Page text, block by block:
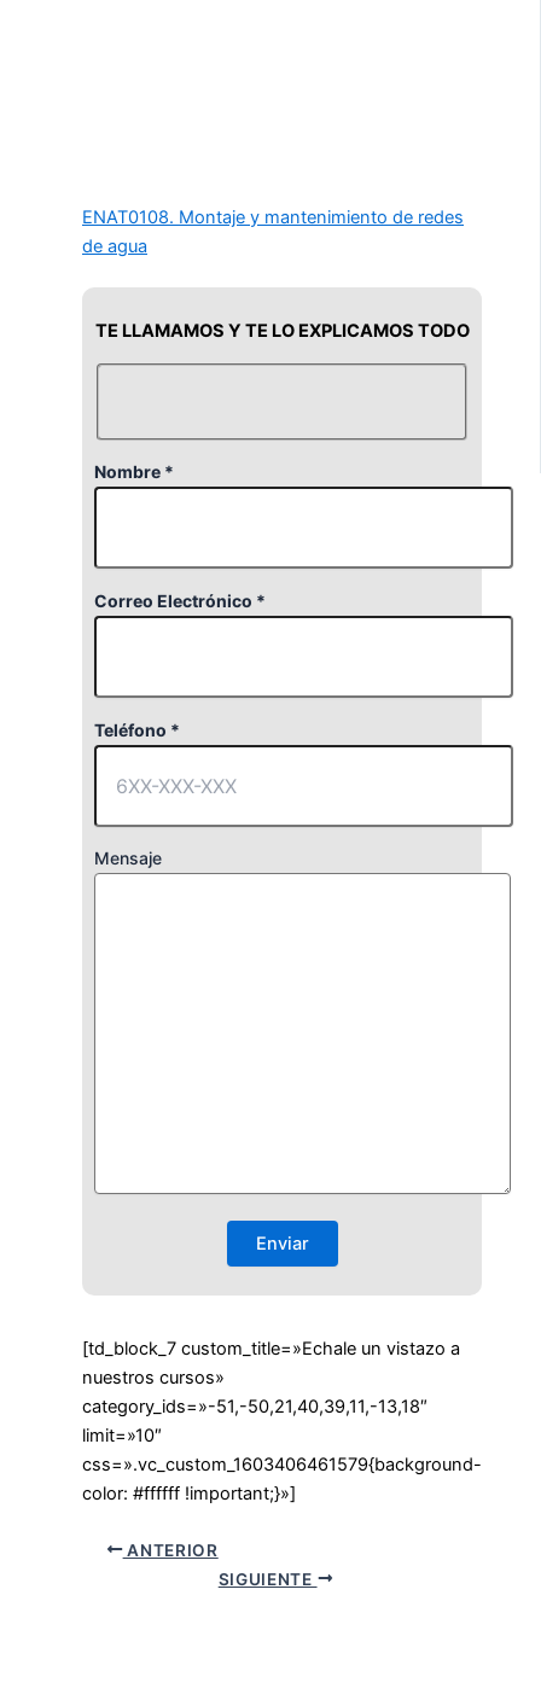
ENAT0108. Montaje y mantenimiento de redes
de agua
TE LLAMAMOS Y TE LO EXPLICAMOS TODO
Nombre *
Correo Electrónico *
Teléfono *
Mensaje
[td_block_7 custom_title=»Echale un vistazo a
nuestros cursos»
category_ids=»-51,-50,21,40,39,11,-13,18″
limit=»10″
css=».vc_custom_1603406461579{background-
color: #ffffff !important;}»]
ANTERIOR
SIGUIENTE